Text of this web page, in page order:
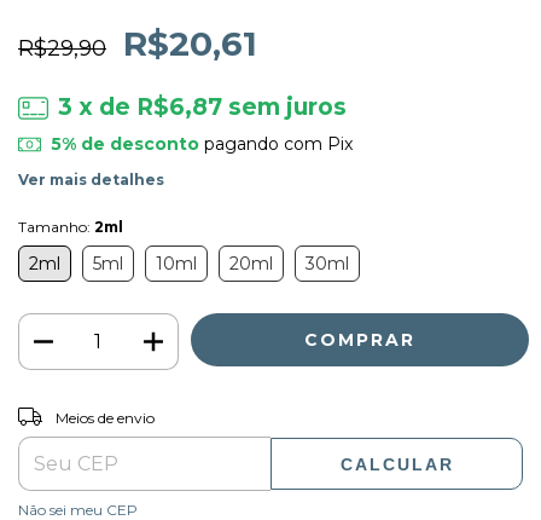
R$29,90 R$20,61
3 x de R$6,87 sem juros
5% de descontopagando com Pix
Ver mais detalhes
Tamanho: 2ml
2ml 5ml 10ml 20ml 30ml
Entregas para o CEP:
Meios de envio
CALCULAR
Não sei meu CEP